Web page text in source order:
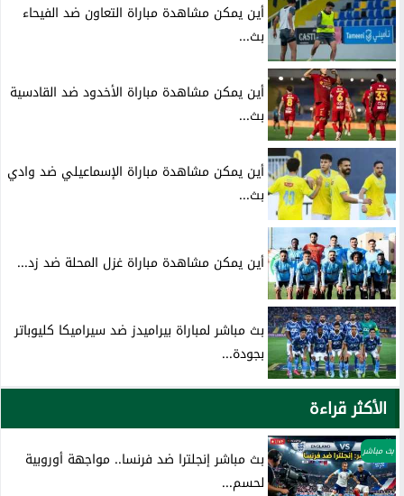
أين يمكن مشاهدة مباراة التعاون ضد الفيحاء
بث...
أين يمكن مشاهدة مباراة الأخدود ضد القادسية
بث...
أين يمكن مشاهدة مباراة الإسماعيلي ضد وادي
بث...
أين يمكن مشاهدة مباراة غزل المحلة ضد زد...
بث مباشر لمباراة بيراميدز ضد سيراميكا كليوباتر
بجودة...
الأكثر قراءة
بث مباشر
بث مباشر إنجلترا ضد فرنسا.. مواجهة أوروبية
لحسم...